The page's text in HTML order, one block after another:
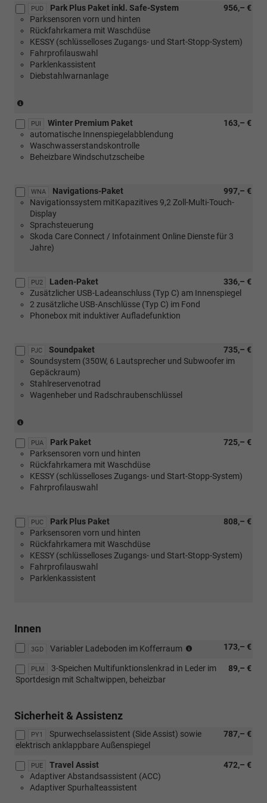
PUD 956,– €
Park Plus Paket inkl. Safe-System
Parksensoren vorn und hinten
Rückfahrkamera mit Waschdüse
KESSY (schlüsselloses Zugangs- und Start-Stopp-System)
Fahrprofilauswahl
Parklenkassistent
Diebstahlwarnanlage
Verbindung
mit
1.0
MPI
PUI 163,– €
Winter Premium Paket
automatische Innenspiegelabblendung
Waschwasserstandskontrolle
Beheizbare Windschutzscheibe
WNA 997,– €
Navigations-Paket
Navigationssystem mitKapazitives 9,2 Zoll-Multi-Touch-
Display
Sprachsteuerung
Skoda Care Connect / Infotainment Online Dienste für 3
Jahre)
PU2 336,– €
Laden-Paket
Zusätzlicher USB-Ladeanschluss (Typ C) am Innenspiegel
2 zusätzliche USB-Anschlüsse (Typ C) im Fond
Phonebox mit induktiver Aufladefunktion
PJC 735,– €
Soundpaket
Soundsystem (350W, 6 Lautsprecher und Subwoofer im
Gepäckraum)
Stahlreservenotrad
Wagenheber und Radschraubenschlüssel
(nur
in
Verbindung
mit
[PY1]
[PUF]
Travel
Assist
Plus
oder
[PU3]
PUA 725,– €
Park Paket
Parksensoren vorn und hinten
Rückfahrkamera mit Waschdüse
KESSY (schlüsselloses Zugangs- und Start-Stopp-System)
Fahrprofilauswahl
PUC 808,– €
Park Plus Paket
Parksensoren vorn und hinten
Rückfahrkamera mit Waschdüse
KESSY (schlüsselloses Zugangs- und Start-Stopp-System)
Fahrprofilauswahl
Parklenkassistent
Innen
3GD 173,– €
Variabler Ladeboden im Kofferraum
Verbindung
PLM 89,– €
3-Speichen Multifunktionslenkrad in Leder im
Sportdesign mit Schaltwippen, beheizbar
Sicherheit & Assistenz
PY1 787,– €
Spurwechselassistent (Side Assist) sowie
elektrisch anklappbare Außenspiegel
PUE 472,– €
Travel Assist
Adaptiver Abstandsassistent (ACC)
Adaptiver Spurhalteassistent